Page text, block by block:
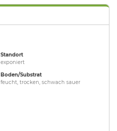
Standort
exponiert
Boden/Substrat
feucht, trocken, schwach sauer